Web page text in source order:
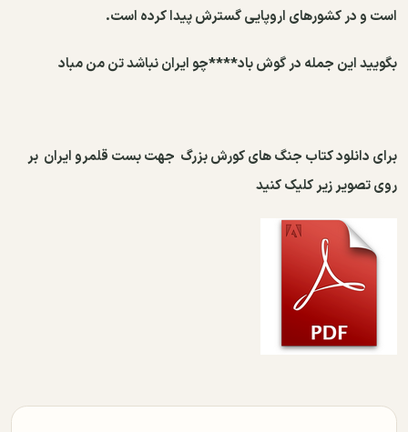
است و در كشورهای اروپایی گسترش پیدا كرده است.
بگویید این جمله در گوش باد****چو ایران نباشد تن من مباد
برای دانلود کتاب جنگ های کورش بزرگ جهت بست قلمروایران بر
روی تصویر زیر کلیک کنید